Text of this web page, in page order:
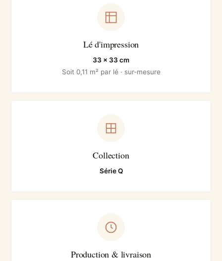
Lé d'impression
33 × 33 cm
Soit 0,11 m² par lé · sur-mesure
Collection
Série Q
Production & livraison